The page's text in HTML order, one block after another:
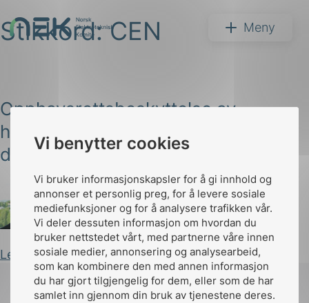
Vi benytter cookies
Vi bruker informasjonskapsler for å gi innhold og
annonser et personlig preg, for å levere sosiale
mediefunksjoner og for å analysere trafikken vår.
Vi deler dessuten informasjon om hvordan du
bruker nettstedet vårt, med partnerne våre innen
sosiale medier, annonsering og analysearbeid,
som kan kombinere den med annen informasjon
du har gjort tilgjengelig for dem, eller som de har
samlet inn gjennom din bruk av tjenestene deres.
Hopp
til
NEK Meny
Søk
Stikkord:CEN
Opphavsrettsbeskyttelse av
harmoniserte standarder er ikke til
diskusjon, sier EU-domstolen
Arild Kjærnli Publisert 06.03.2024
Les innlegg